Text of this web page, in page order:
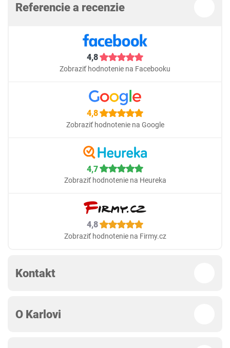
Referencie a recenzie
4,8
Zobraziť hodnotenie na Facebooku
4,8
Zobraziť hodnotenie na Google
4,7
Zobraziť hodnotenie na Heureka
4,8
Zobraziť hodnotenie na Firmy.cz
Kontakt
O Karlovi